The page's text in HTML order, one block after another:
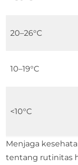
20–26°C
10–19°C
<10°C
Menjaga
tentang rutinitas